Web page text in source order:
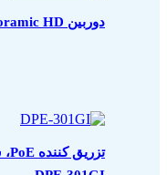
دوربین Panoramic HD دی لینک مدل DCS-8200LH